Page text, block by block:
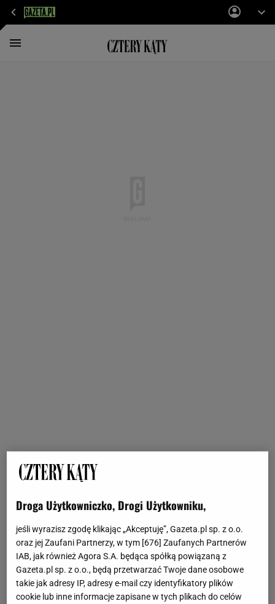
Droga Użytkowniczko, Drogi Użytkowniku,
jeśli wyrazisz zgodę klikając „Akceptuję”, Gazeta.pl sp. z o.o.
oraz jej Zaufani Partnerzy, w tym [676] Zaufanych Partnerów
IAB, jak również Agora S.A. będąca spółką powiązaną z
Gazeta.pl sp. z o.o., będą przetwarzać Twoje dane osobowe
takie jak adresy IP, adresy e-mail czy identyfikatory plików
cookie lub inne informacje zapisane w tych plikach do celów